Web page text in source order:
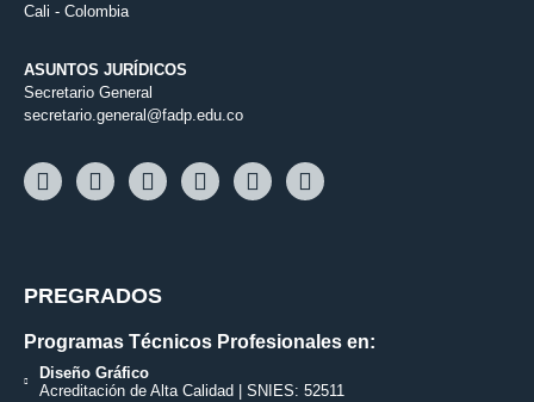
Cali - Colombia
ASUNTOS JURÍDICOS
Secretario General
secretario.general@fadp.edu.co
PREGRADOS
Programas Técnicos Profesionales en:
Diseño Gráfico
Acreditación de Alta Calidad | SNIES: 52511